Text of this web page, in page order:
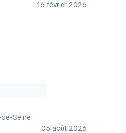
16 février 2026
Seine,
05 août 2026